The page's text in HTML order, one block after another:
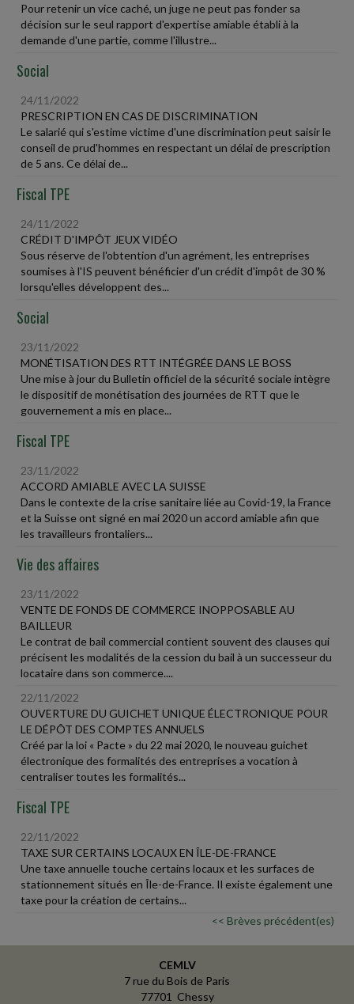
Pour retenir un vice caché, un juge ne peut pas fonder sa
décision sur le seul rapport d'expertise amiable établi à la
demande d'une partie, comme l'illustre...
Social
24/11/2022
PRESCRIPTION EN CAS DE DISCRIMINATION
Le salarié qui s'estime victime d'une discrimination peut saisir le
conseil de prud'hommes en respectant un délai de prescription
de 5 ans. Ce délai de...
Fiscal TPE
24/11/2022
CRÉDIT D'IMPÔT JEUX VIDÉO
Sous réserve de l'obtention d'un agrément, les entreprises
soumises à l'IS peuvent bénéficier d'un crédit d'impôt de 30 %
lorsqu'elles développent des...
Social
23/11/2022
MONÉTISATION DES RTT INTÉGRÉE DANS LE BOSS
Une mise à jour du Bulletin officiel de la sécurité sociale intègre
le dispositif de monétisation des journées de RTT que le
gouvernement a mis en place...
Fiscal TPE
23/11/2022
ACCORD AMIABLE AVEC LA SUISSE
Dans le contexte de la crise sanitaire liée au Covid-19, la France
et la Suisse ont signé en mai 2020 un accord amiable afin que
les travailleurs frontaliers...
Vie des affaires
23/11/2022
VENTE DE FONDS DE COMMERCE INOPPOSABLE AU
BAILLEUR
Le contrat de bail commercial contient souvent des clauses qui
précisent les modalités de la cession du bail à un successeur du
locataire dans son commerce....
22/11/2022
OUVERTURE DU GUICHET UNIQUE ÉLECTRONIQUE POUR
LE DÉPÔT DES COMPTES ANNUELS
Créé par la loi « Pacte » du 22 mai 2020, le nouveau guichet
électronique des formalités des entreprises a vocation à
centraliser toutes les formalités...
Fiscal TPE
22/11/2022
TAXE SUR CERTAINS LOCAUX EN ÎLE-DE-FRANCE
Une taxe annuelle touche certains locaux et les surfaces de
stationnement situés en Île-de-France. Il existe également une
taxe pour la création de certains...
<< Brèves précédent(es)
CEMLV
7 rue du Bois de Paris
77701 Chessy